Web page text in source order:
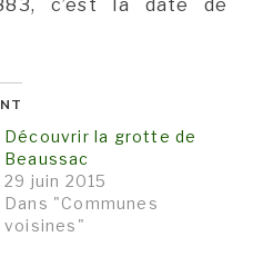
c’est la date de
Découvrir la grotte de
Beaussac
29 juin 2015
Dans "Communes
voisines"